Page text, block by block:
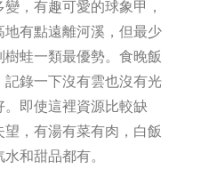
，有趣可愛的球象甲，
有點遠離河溪，但最少
蛙一類最優勢。食晚飯
錄一下沒有雲也沒有光
即使這裡資源比較缺
，有湯有菜有肉，白飯
和甜品都有。